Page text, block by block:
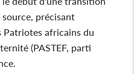
précisant
Patriotes africains du
(PASTEF, parti